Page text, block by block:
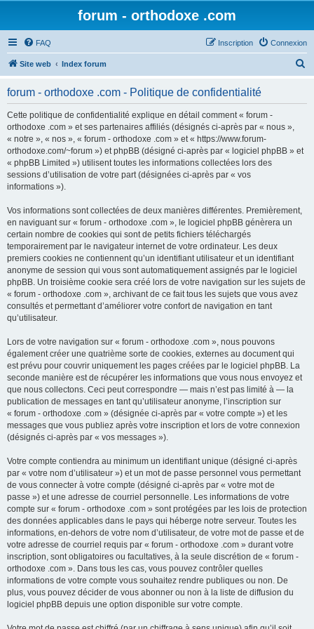
forum - orthodoxe .com
FAQ Connexion
Inscription
Site web Index forum
forum - orthodoxe .com - Politique de confidentialité
Cette politique de confidentialité explique en détail comment « forum -
orthodoxe .com » et ses partenaires affiliés (désignés ci-après par « nous »,
« notre », « nos », « forum - orthodoxe .com » et « https://www.forum-
orthodoxe.com/~forum ») et phpBB (désigné ci-après par « logiciel phpBB » et
« phpBB Limited ») utilisent toutes les informations collectées lors des
sessions d’utilisation de votre part (désignées ci-après par « vos
informations »).
Vos informations sont collectées de deux manières différentes. Premièrement,
en naviguant sur « forum - orthodoxe .com », le logiciel phpBB génèrera un
certain nombre de cookies qui sont de petits fichiers téléchargés
temporairement par le navigateur internet de votre ordinateur. Les deux
premiers cookies ne contiennent qu’un identifiant utilisateur et un identifiant
anonyme de session qui vous sont automatiquement assignés par le logiciel
phpBB. Un troisième cookie sera créé lors de votre navigation sur les sujets de
« forum - orthodoxe .com », archivant de ce fait tous les sujets que vous avez
consultés et permettant d’améliorer votre confort de navigation en tant
qu’utilisateur.
Lors de votre navigation sur « forum - orthodoxe .com », nous pouvons
également créer une quatrième sorte de cookies, externes au document qui
est prévu pour couvrir uniquement les pages créées par le logiciel phpBB. La
seconde manière est de récupérer les informations que vous nous envoyez et
que nous collectons. Ceci peut correspondre — mais n’est pas limité à — la
publication de messages en tant qu’utilisateur anonyme, l’inscription sur
« forum - orthodoxe .com » (désignée ci-après par « votre compte ») et les
messages que vous publiez après votre inscription et lors de votre connexion
(désignés ci-après par « vos messages »).
Votre compte contiendra au minimum un identifiant unique (désigné ci-après
par « votre nom d’utilisateur ») et un mot de passe personnel vous permettant
de vous connecter à votre compte (désigné ci-après par « votre mot de
passe ») et une adresse de courriel personnelle. Les informations de votre
compte sur « forum - orthodoxe .com » sont protégées par les lois de protection
des données applicables dans le pays qui héberge notre serveur. Toutes les
informations, en-dehors de votre nom d’utilisateur, de votre mot de passe et de
votre adresse de courriel requis par « forum - orthodoxe .com » durant votre
inscription, sont obligatoires ou facultatives, à la seule discrétion de « forum -
orthodoxe .com ». Dans tous les cas, vous pouvez contrôler quelles
informations de votre compte vous souhaitez rendre publiques ou non. De
plus, vous pouvez décider de vous abonner ou non à la liste de diffusion du
logiciel phpBB depuis une option disponible sur votre compte.